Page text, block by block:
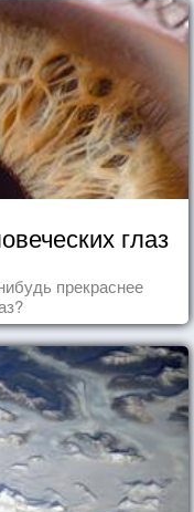
глаз
прекраснее